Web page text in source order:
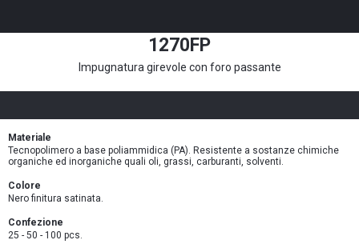
1270FP
Impugnatura girevole con foro passante
Materiale
Tecnopolimero a base poliammidica (PA). Resistente a sostanze chimiche
organiche ed inorganiche quali oli, grassi, carburanti, solventi.
Colore
Nero finitura satinata.
Confezione
25 - 50 - 100 pcs.